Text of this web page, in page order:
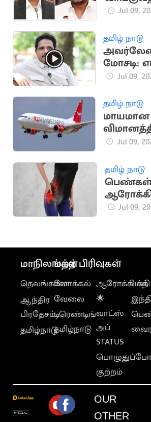
கவனம்
Jul 09,
தமிழ் நாடு
மோசடி:
Jul 09,
தமிழ் நாடு
பாகங்கள்
Jul 09,
தமிழ் நாடு
பெண்கள்
கவனம்
Jul 09,
மாநிலங்கள்
தெலங்கானா
ஆந்திர
பிரதேசம்
தமிழ்நாடு
மற்ற பிரிவுகள்
லோக்கல்
வேலை
டிரெண்டிங்
தமிழ்நாடு
ஆரோக்கியம்
🌟
வாட்ஸ்
அப்
STATUS
குற்றம்
பக்தி
OUR
OTHER